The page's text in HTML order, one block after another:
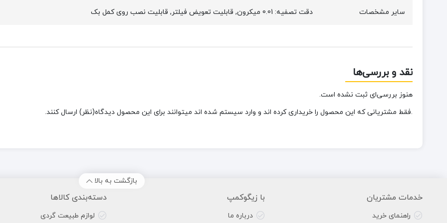
سایر مشخصات دقت تصفیه: 0.01 میکرون, قابلیت تعویض فیلتر, قابلیت نصب روی کمل بک
نقد و بررسی‌ها
هنوز بررسی‌ای ثبت نشده است.
.فقط مشتریانی که این محصول را خریداری کرده اند و وارد سیستم شده اند میتوانند برای این محصول دیدگاه(نظر) ارسال کنند.
بازگشت به بالا
خدمات مشتریان
راهنمای خرید
با زیگوکمپ
درباره ما
دسته‌بندی کالاها
لوازم طبیعت گردی